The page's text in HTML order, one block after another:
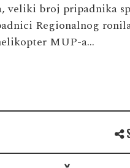
veliki broj pripadnika
Regionalnog
MUP-a…